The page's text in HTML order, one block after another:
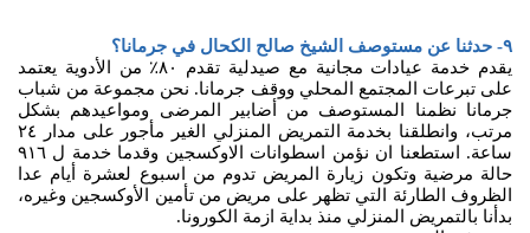
٩- حدثنا عن مستوصف الشيخ صالح الكحال في جرمانا؟
يقدم خدمة عيادات مجانية مع صيدلية تقدم ٨٠٪ من الأدوية يعتمد
على تبرعات المجتمع المحلي ووقف جرمانا. نحن مجموعة من شباب
جرمانا نظمنا المستوصف من أضابير المرضى ومواعيدهم بشكل
مرتب، وانطلقنا بخدمة التمريض المنزلي الغير مأجور على مدار ٢٤
ساعة. استطعنا ان نؤمن اسطوانات الاوكسجين وقدما خدمة ل ٩١٦
حالة مرضية وتكون زيارة المريض تدوم من اسبوع لعشرة أيام عدا
الظروف الطارئة التي تظهر على مريض من تأمين الأوكسجين وغيره،
بدأنا بالتمريض المنزلي منذ بداية ازمة الكورونا.